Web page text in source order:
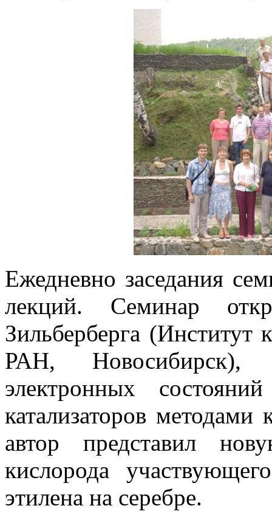
Ежедневно заседания
лекций. Семинар
Зильберберга
РАН, Новосибирск),
электронных
катализаторов
автор представил
кислорода
этилена на серебре.